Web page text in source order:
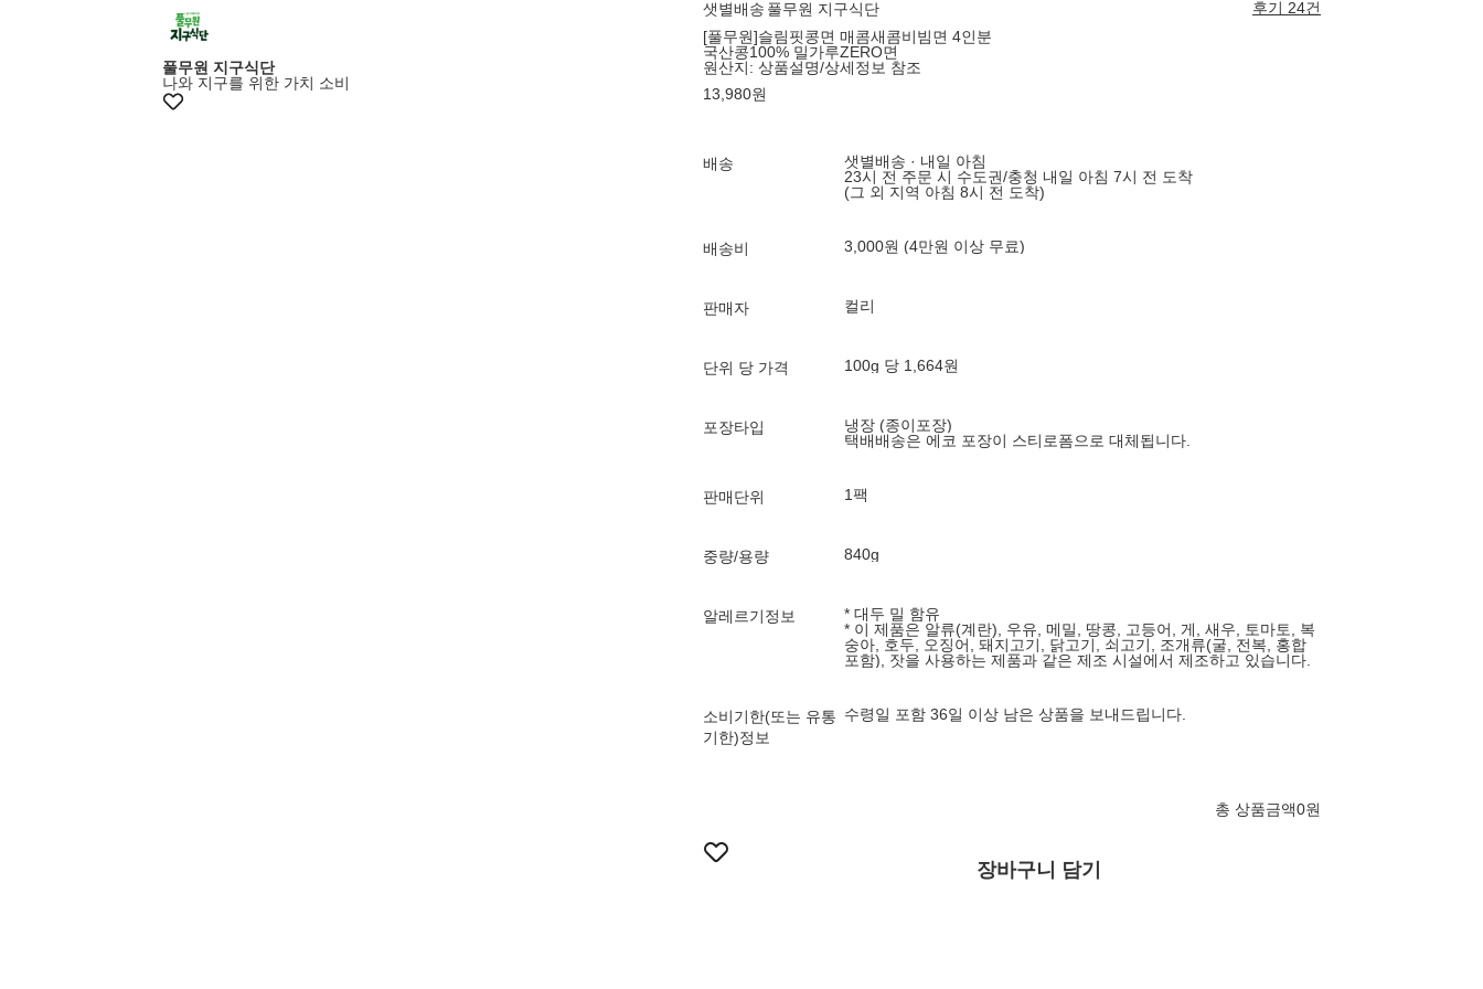
최대15% 쿠폰
풀무원 지구식단
나와 지구를 위한 가치 소비
샛별배송 풀무원 지구식단
후기 24건
[풀무원]슬림핏콩면 매콤새콤비빔면 4인분
국산콩100% 밀가루ZERO면
원산지: 상품설명/상세정보 참조
13,980원
배송
샛별배송 · 내일 아침
23시 전 주문 시 수도권/충청 내일 아침 7시 전 도착
(그 외 지역 아침 8시 전 도착)
배송비 3,000원 (4만원 이상 무료)
판매자 컬리
단위 당 가격 100g 당 1,664원
포장타입
냉장 (종이포장)
택배배송은 에코 포장이 스티로폼으로 대체됩니다.
판매단위 1팩
중량/용량 840g
알레르기정보
* 대두 밀 함유
* 이 제품은 알류(계란), 우유, 메밀, 땅콩, 고등어, 게, 새우, 토마토, 복
숭아, 호두, 오징어, 돼지고기, 닭고기, 쇠고기, 조개류(굴, 전복, 홍합
포함), 잣을 사용하는 제품과 같은 제조 시설에서 제조하고 있습니다.
소비기한(또는 유통
기한)정보
수령일 포함 36일 이상 남은 상품을 보내드립니다.
총 상품금액0원
장바구니 담기